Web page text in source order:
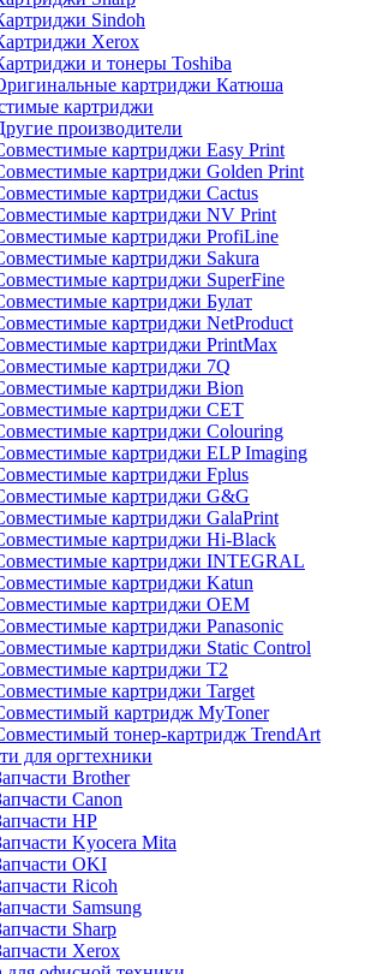
Sindoh
Xerox
и тонеры Toshiba
картриджи Катюша
картриджи
производители
картриджи Easy Print
картриджи Golden Print
картриджи Cactus
картриджи NV Print
картриджи ProfiLine
картриджи Sakura
картриджи SuperFine
картриджи Булат
картриджи NetProduct
картриджи PrintMax
картриджи 7Q
картриджи Bion
картриджи CET
картриджи Colouring
картриджи ELP Imaging
картриджи Fplus
картриджи G&G
картриджи GalaPrint
картриджи Hi-Black
картриджи INTEGRAL
картриджи Katun
картриджи OEM
картриджи Panasonic
картриджи Static Control
картриджи T2
картриджи Target
картридж MyToner
тонер-картридж TrendArt
для оргтехники
Brother
Canon
HP
Kyocera Mita
OKI
Ricoh
Samsung
Sharp
Xerox